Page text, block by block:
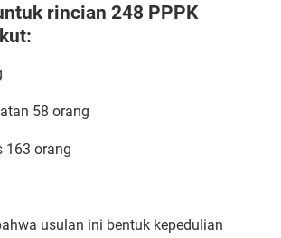
rincian 248 PPPK
58 orang
163 orang
usulan ini bentuk kepedulian